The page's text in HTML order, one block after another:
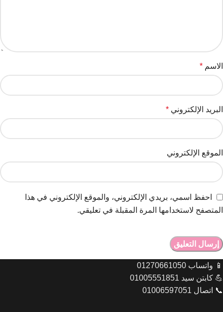
الاسم *
البريد الإلكتروني *
الموقع الإلكتروني
احفظ اسمي، بريدي الإلكتروني، والموقع الإلكتروني في هذا
المتصفح لاستخدامها المرة المقبلة في تعليقي.
📱 واتساب 01270661050
💪 كابتن سيد 01005551851
📞 اتصال 01006597051